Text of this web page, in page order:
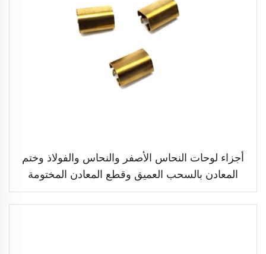
أجزاء لوحات النحاس الأصفر والنحاس والفولاذ وختم
المعادن بالسحب العميق وقطع المعادن المختومة